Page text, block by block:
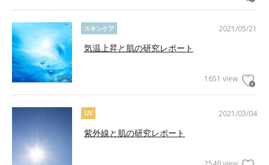
2021/05/21
スキンケア
気温上昇と肌の研究レポート
1651 view
2021/03/04
UV
紫外線と肌の研究レポート